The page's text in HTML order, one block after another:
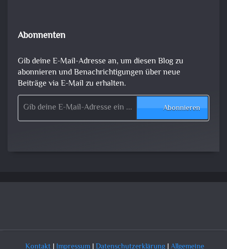
Abonnenten
Gib deine E-Mail-Adresse an, um diesen Blog zu
abonnieren und Benachrichtigungen über neue
Beiträge via E-Mail zu erhalten.
Gib deine E-Mail-Adresse ein ...
Abonnieren
Kontakt| Impressum|Datenschutzerklärung|Allgemeine